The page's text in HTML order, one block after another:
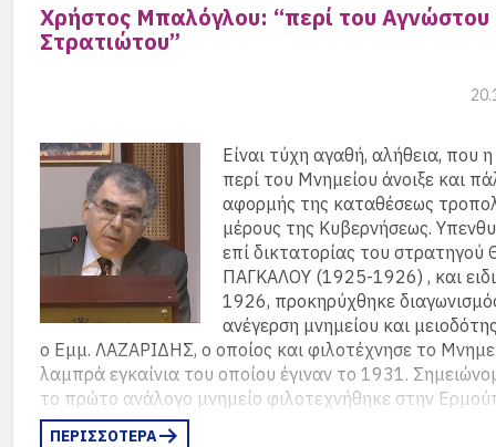
Χρήστος Μπαλόγλου: “περί του Αγνώστου
Στρατιώτου”
Είναι τύχη αγαθή, αλήθεια, που
περί του Μνημείου άνοιξε και
αφορμής της καταθέσεως
μέρους της Κυβερνήσεως.
επί δικτατορίας του στρατηγού
ΠΑΓΚΑΛΟΥ (1925-1926) , και
1926, προκηρύχθηκε
ανέγερση μνημείου και
ο Εμμ. ΛΑΖΑΡΙΔΗΣ, ο οποίος και φιλοτέχνησε το
λαμπρά εγκαίνια του οποίου έγιναν το 1931.
το πρώτο ανάλογο μνημείο φιλοτεχνήθηκε στην
Σύρου το 1859.
ΠΕΡΙΣΣΟΤΕΡΑ